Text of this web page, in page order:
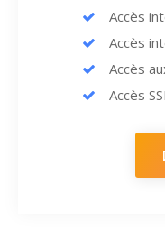
Accès
Accès
Accès
Accès